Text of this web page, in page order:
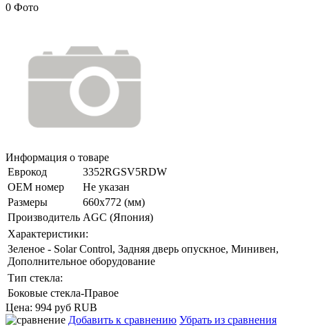
0 Фото
Информация о товаре
Еврокод
3352RGSV5RDW
ОЕМ номер
Не указан
Размеры
660x772 (мм)
Производитель AGC (Япония)
Характеристики:
Зеленое - Solar Control, Задняя дверь опускное, Минивен,
Дополнительное оборудование
Тип стекла:
Боковые стекла-Правое
Цена: 994 руб RUB
Добавить к сравнению Убрать из сравнения